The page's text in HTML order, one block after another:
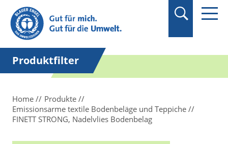
Suchbegriff in
Anführungszeichen
setzen.
Produktfilter
Home
Produkte
Emissionsarme textile Bodenbeläge und Teppiche
FINETT STRONG, Nadelvlies Bodenbelag